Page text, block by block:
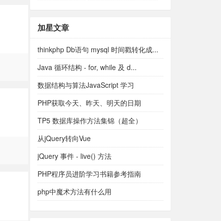
加星文章
thinkphp Db语句 mysql 时间戳转化成...
Java 循环结构 - for, while 及 d...
数据结构与算法JavaScript 学习
PHP获取今天、昨天、明天的日期
TP5 数据库操作方法集锦（超全）
从jQuery转向Vue
jQuery 事件 - live() 方法
PHP程序员进阶学习书籍参考指南
php中魔术方法有什么用